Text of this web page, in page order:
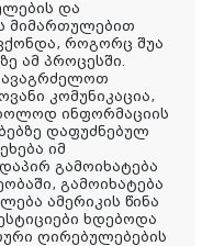
და
მიმართულებით
როგორც შუა
ამ პროცესში.
კომუნიკაცია,
ინფორმაციის
დაფუძნებულ
იმ
გამოიხატება
გამოიხატება
ამერიკის წინა
ხდებოდა
ღირებულებების